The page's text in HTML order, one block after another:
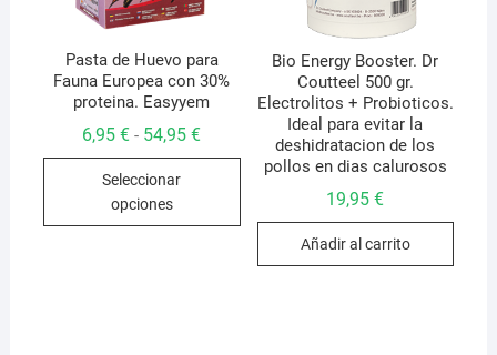
Pasta de Huevo para
Fauna Europea con 30%
proteina. Easyyem
6,95€ - 54,95€Rango
54,95 €
Seleccionar
opciones
Este
tiene
múltiples
variantes.
Bio Energy Booster. Dr
Coutteel 500 gr.
Electrolitos + Probioticos.
Ideal para evitar la
deshidratacion de los
pollos en dias calurosos
19,95€
Añadir al carrito